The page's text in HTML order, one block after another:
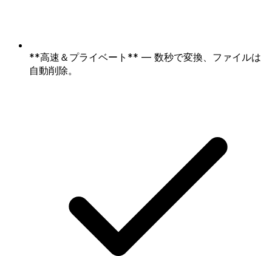
**高速＆プライベート** — 数秒で変換、ファイルは
自動削除。